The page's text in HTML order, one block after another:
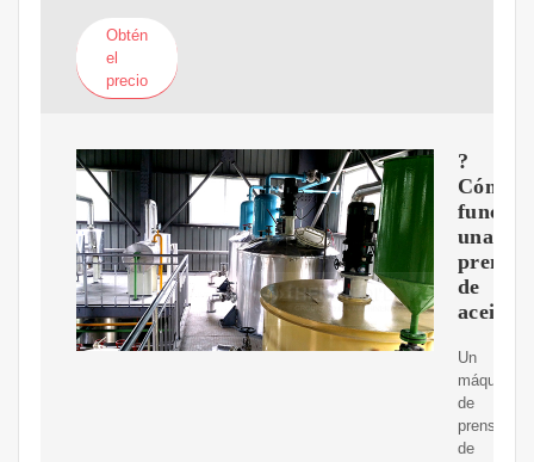
Obtén
el
precio
?
Cómo
una
prensa
de
aceite?
Un
máquina
de
prensa
de